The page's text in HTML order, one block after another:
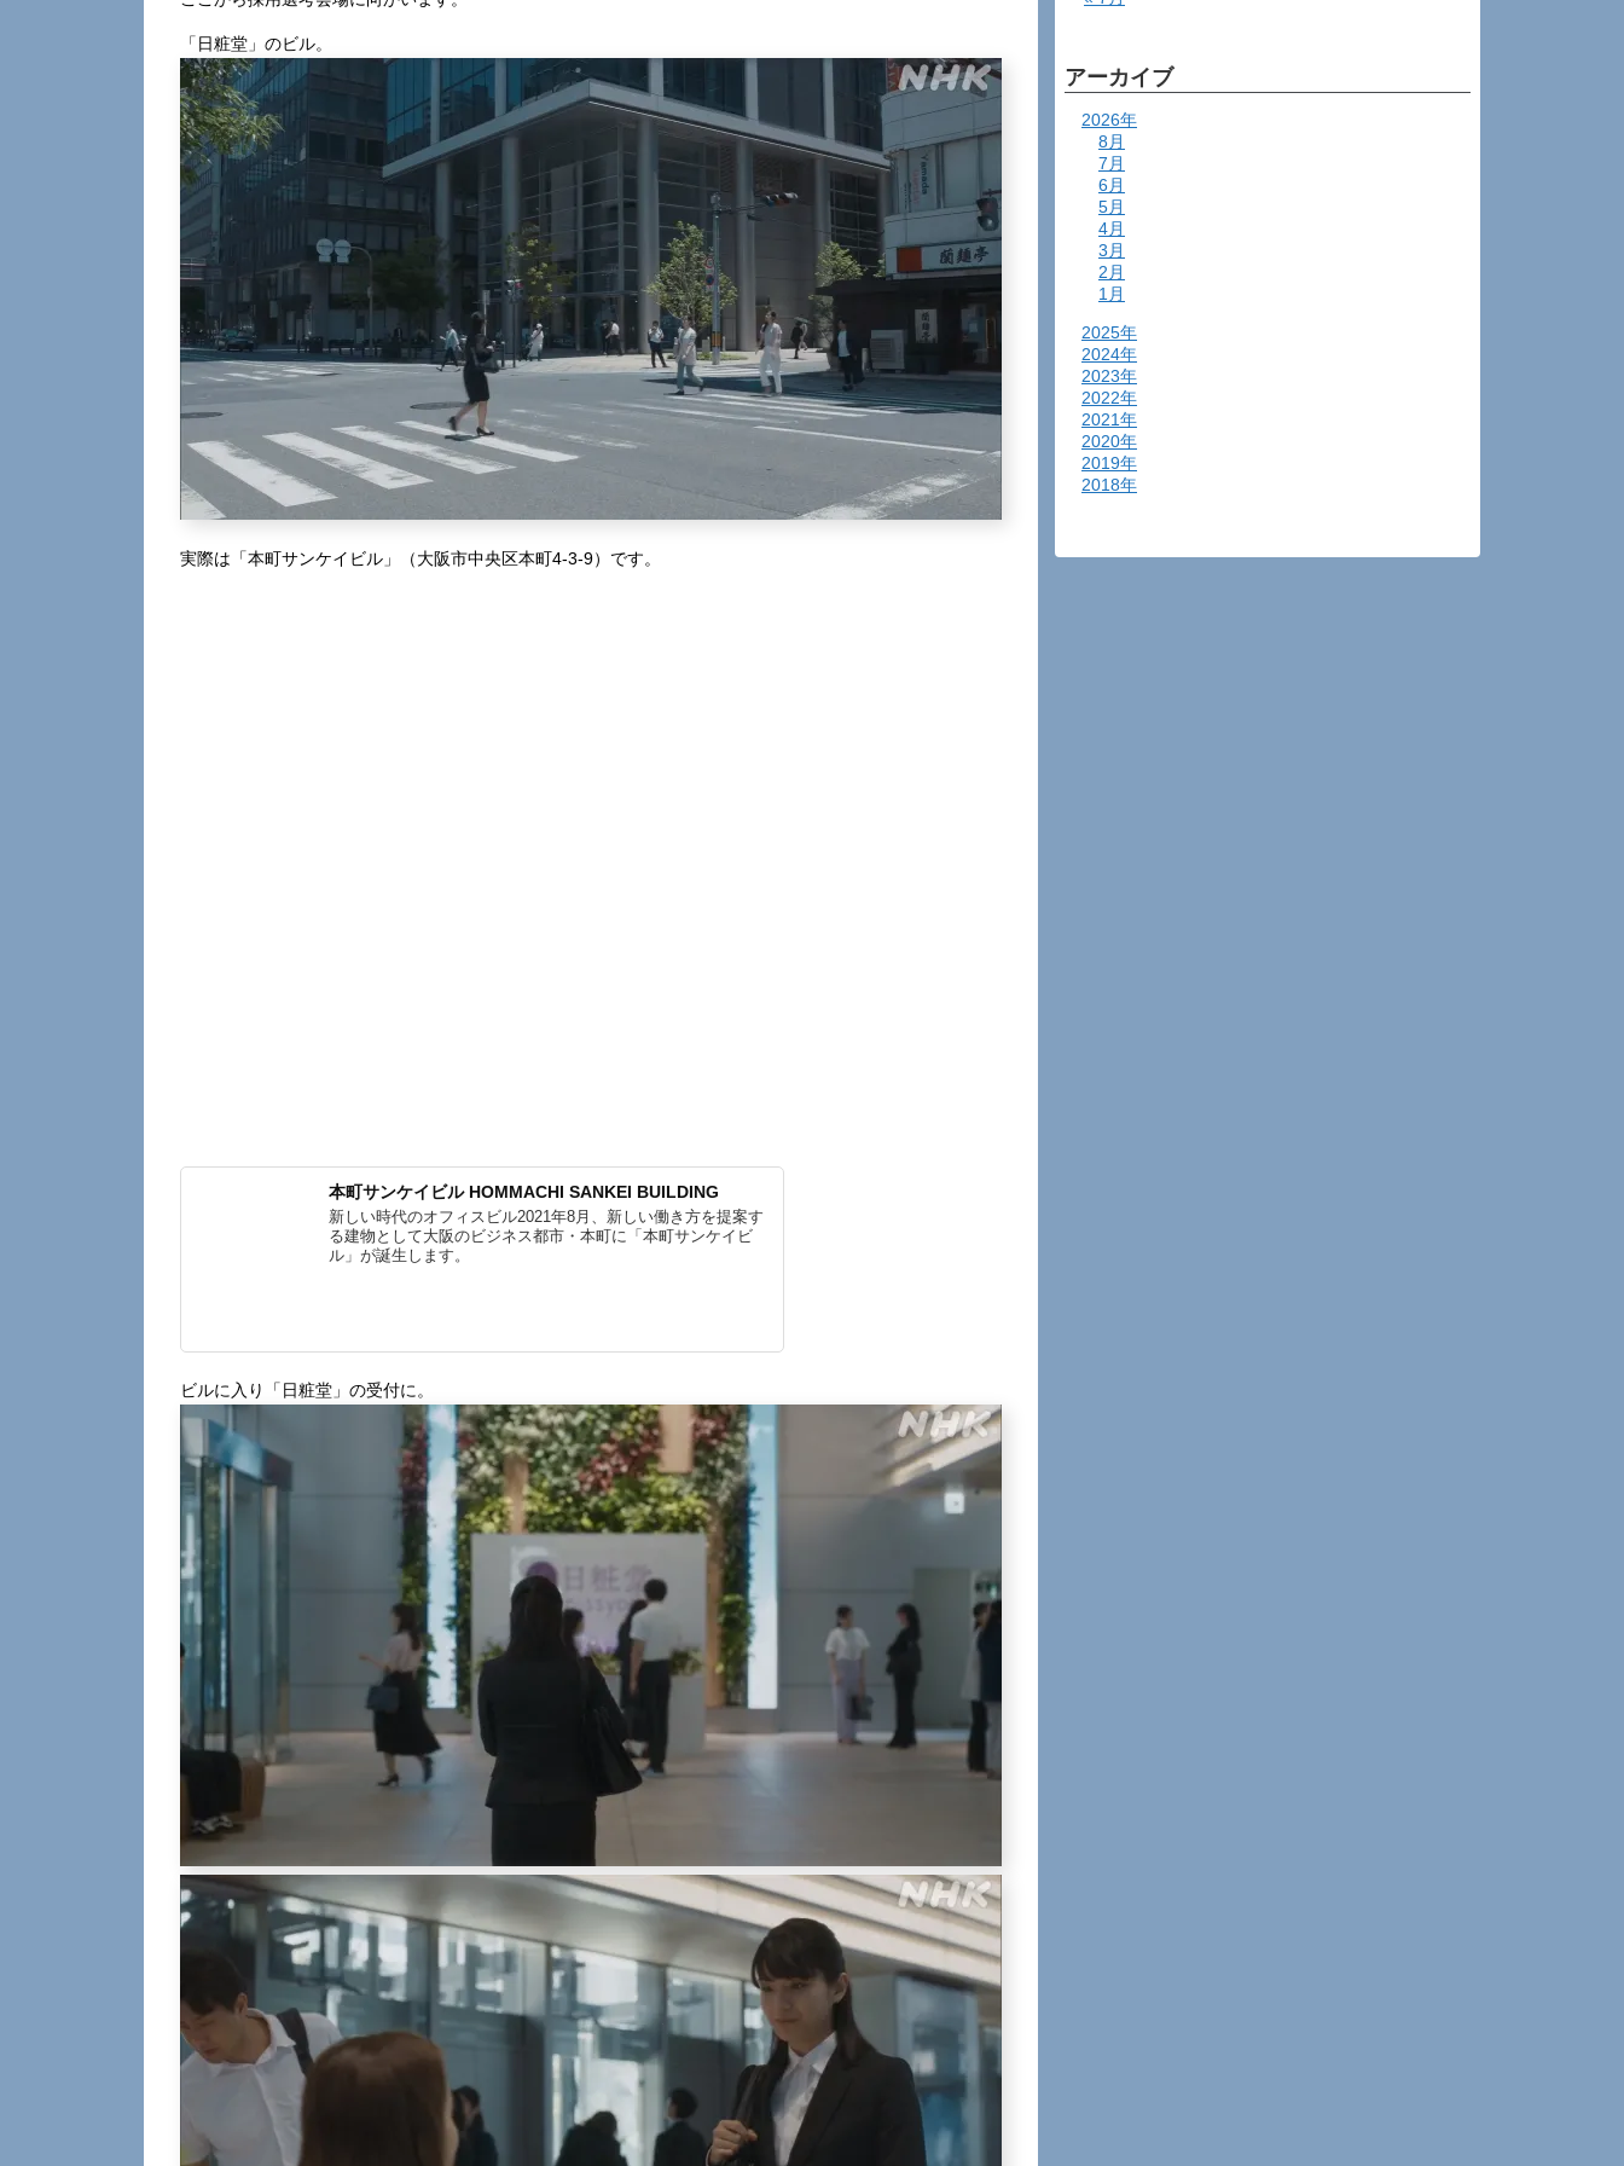
「日粧堂」のビル。
実際は「本町サンケイビル」（大阪市中央区本町4-3-9）です。
本町サンケイビル HOMMACHI SANKEI BUILDING
新しい時代のオフィスビル2021年8月、新しい働き方を提案す
る建物として大阪のビジネス都市・本町に「本町サンケイビ
ル」が誕生します。
ビルに入り「日粧堂」の受付に。
アーカイブ
2026年
8月
7月
6月
5月
4月
3月
2月
1月
2025年
2024年
2023年
2022年
2021年
2020年
2019年
2018年